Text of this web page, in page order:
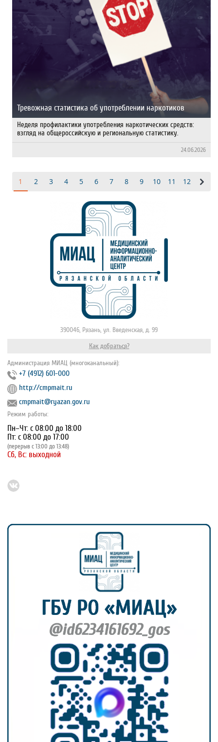
Тревожная статистика об употреблении наркотиков
Неделя профилактики употребления наркотических средств:
взгляд на общероссийскую и региональную статистику.
24.06.2026
1 2 3 4 5 6 7 8 9 10 11 12
390046, Рязань, ул. Введенская, д. 99
Как добраться?
Администрация МИАЦ (многоканальный):
+7 (4912) 601-000
http://cmpmait.ru
cmpmait@ryazan.gov.ru
Режим работы:
Пн–Чт: с 08:00 до 18:00
Пт: с 08:00 до 17:00
(перерыв с 13:00 до 13:48)
Сб, Вс: выходной